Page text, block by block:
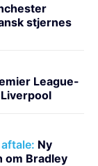
stjernes
League-
Ny
om Bradley